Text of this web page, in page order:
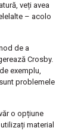
veți avea
– acolo
de a
Crosby.
exemplu,
problemele
o opțiune
material